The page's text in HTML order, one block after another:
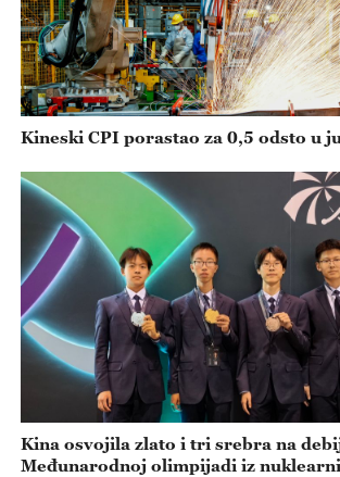
Kineski CPI porastao za 0,5 odsto u
Kina osvojila zlato i tri srebra na
Međunarodnoj olimpijadi iz